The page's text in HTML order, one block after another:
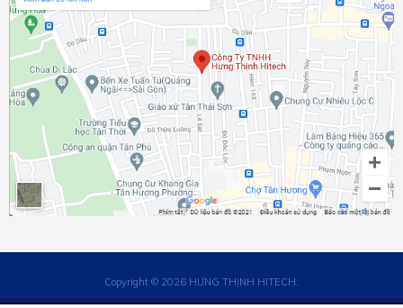
Copyright © 2026 HƯNG THỊNH HITECH.